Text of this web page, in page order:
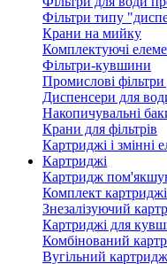
Фільтри типу
Крани на мийку
Комплектуючі
Фільтри-кувшини
Промислові
Диспенсери для
Накопичувальні
Крани для фільтрів
Картриджі і змінні
Картриджі
Картридж
Комплект
Знезалізуючий
Картриджі для
Комбінований
Вугільний картридж